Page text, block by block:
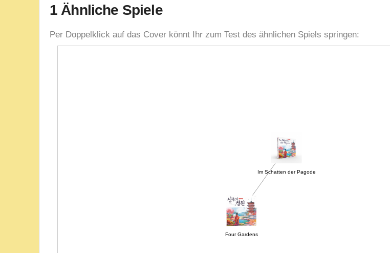
1 Ähnliche Spiele
Per Doppelklick auf das Cover könnt Ihr zum Test des ähnlichen Spiels springen:
Four Gardens
Im Schatten der Pagode